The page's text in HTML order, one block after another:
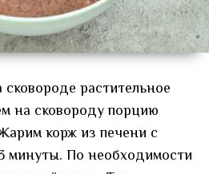
растительное
на сковороду порцию
корж из печени с
минуты. По необходимости